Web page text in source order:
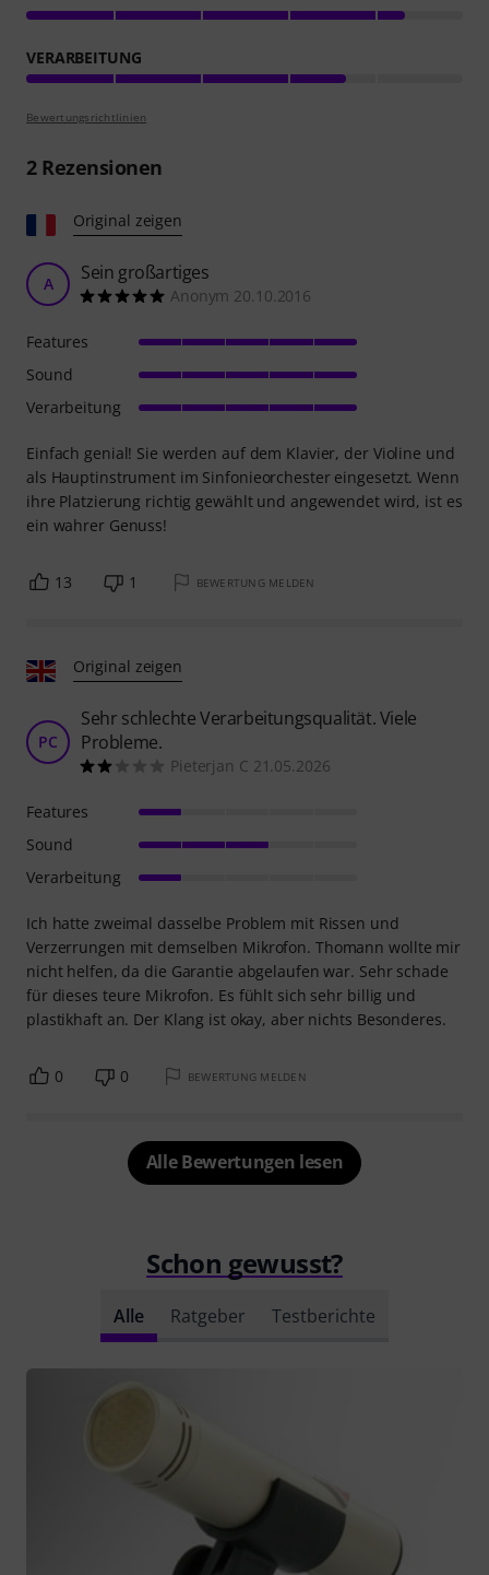
VERARBEITUNG
Bewertungsrichtlinien
2Rezensionen
Original zeigen
A Sein großartiges
Anonym 20.10.2016
Einfach genial! Sie werden auf dem Klavier, der Violine und
als Hauptinstrument im Sinfonieorchester eingesetzt. Wenn
ihre Platzierung richtig gewählt und angewendet wird, ist es
ein wahrer Genuss!
Features
Sound
Verarbeitung
13 1 BEWERTUNG MELDEN
Original zeigen
PC
Sehr schlechte Verarbeitungsqualität. Viele
Probleme.
Pieterjan C 21.05.2026
Ich hatte zweimal dasselbe Problem mit Rissen und
Verzerrungen mit demselben Mikrofon. Thomann wollte mir
nicht helfen, da die Garantie abgelaufen war. Sehr schade
für dieses teure Mikrofon. Es fühlt sich sehr billig und
plastikhaft an. Der Klang ist okay, aber nichts Besonderes.
Features
Sound
Verarbeitung
0 0 BEWERTUNG MELDEN
Alle Bewertungen lesen
Schon gewusst?
Alle Ratgeber Testberichte